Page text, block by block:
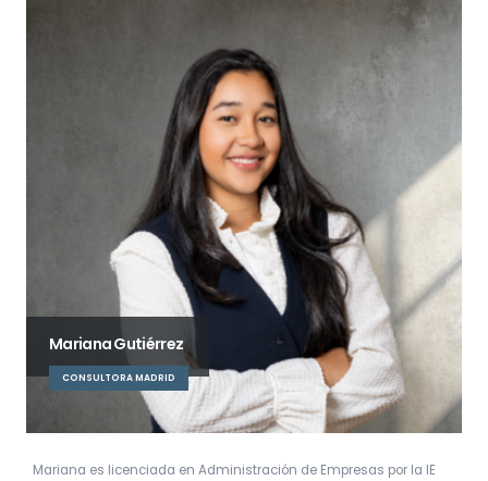
Mariana Gutiérrez
CONSULTORA MADRID
Mariana es licenciada en Administración de Empresas por la IE